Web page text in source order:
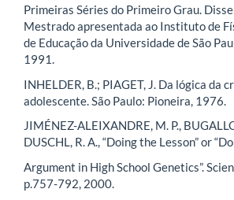
Primeiras Séries do Primeiro Grau.
Mestrado apresentada ao Instituto de
de Educação da Universidade de São
1991.
INHELDER, B.; PIAGET, J. Da lógica da
adolescente. São Paulo: Pioneira, 1976.
JIMÉNEZ-ALEIXANDRE, M. P.,
DUSCHL, R. A., “Doing the Lesson” or
Argument in High School Genetics”.
p.757-792, 2000.